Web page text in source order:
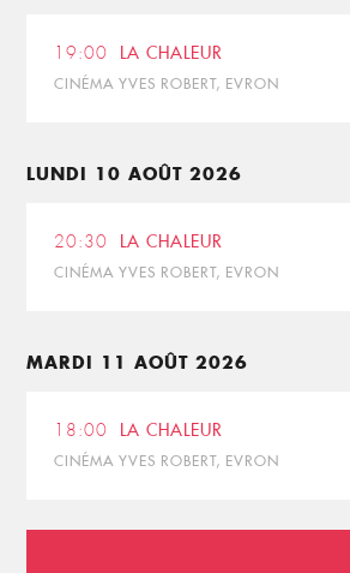
19:00 LA CHALEUR
CINÉMA YVES ROBERT, EVRON
LUNDI 10 AOÛT 2026
20:30 LA CHALEUR
CINÉMA YVES ROBERT, EVRON
MARDI 11 AOÛT 2026
18:00 LA CHALEUR
CINÉMA YVES ROBERT, EVRON